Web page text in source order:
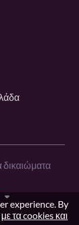
experience. By
με τα cookies και